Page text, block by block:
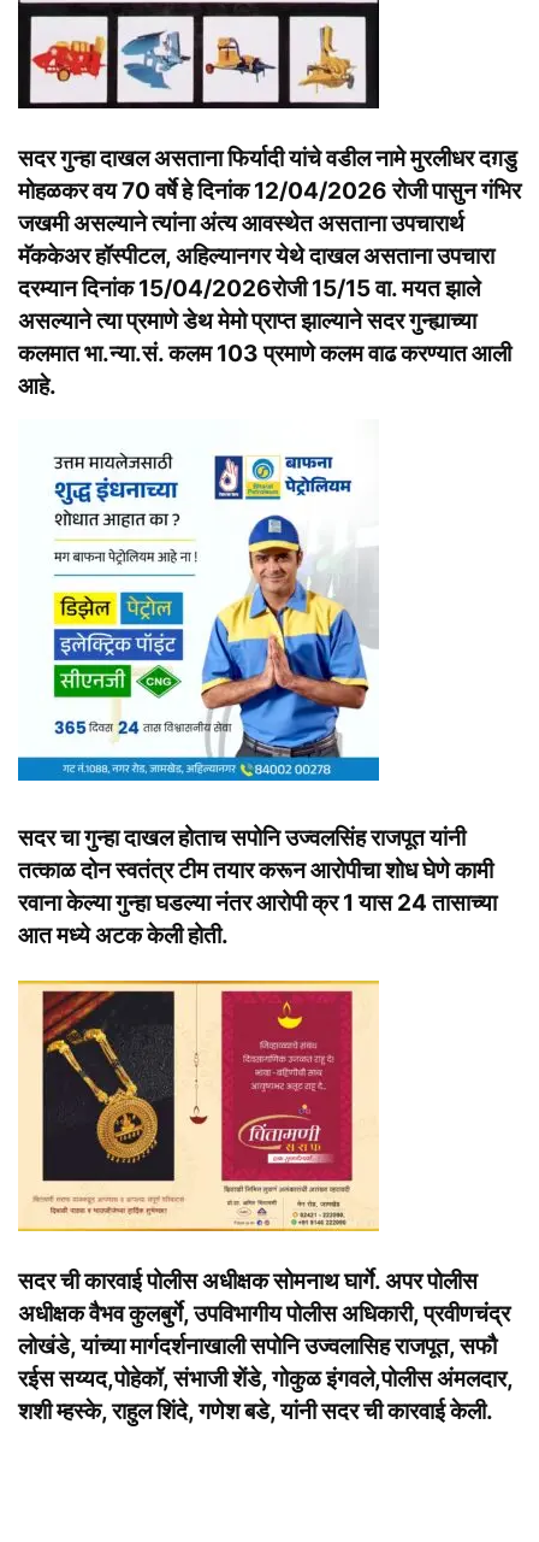
सदर गुन्हा दाखल असताना फिर्यादी यांचे वडील नामे मुरलीधर दग़डु
मोहळकर वय 70 वर्षे हे दिनांक 12/04/2026 रोजी पासुन गंभिर
जखमी असल्याने त्यांना अंत्य आवस्थेत असताना उपचारार्थ
मॅककेअर हॉस्पीटल, अहिल्यानगर येथे दाखल असताना उपचारा
दरम्यान दिनांक 15/04/2026रोजी 15/15 वा. मयत झाले
असल्याने त्या प्रमाणे डेथ मेमो प्राप्त झाल्याने सदर गुन्ह्याच्या
कलमात भा.न्या.सं. कलम 103 प्रमाणे कलम वाढ करण्यात आली
आहे.
सदर चा गुन्हा दाखल होताच सपोनि उज्वलसिंह राजपूत यांनी
तत्काळ दोन स्वतंत्र टीम तयार करून आरोपीचा शोध घेणे कामी
रवाना केल्या गुन्हा घडल्या नंतर आरोपी क्र 1 यास 24 तासाच्या
आत मध्ये अटक केली होती.
सदर ची कारवाई पोलीस अधीक्षक सोमनाथ घार्गे. अपर पोलीस
अधीक्षक वैभव कुलबुर्गे, उपविभागीय पोलीस अधिकारी, प्रवीणचंद्र
लोखंडे, यांच्या मार्गदर्शनाखाली सपोनि उज्वलासिह राजपूत, सफौ
रईस सय्यद,पोहेकॉ, संभाजी शेंडे, गोकुळ इंगवले,पोलीस अंमलदार,
शशी म्हस्के, राहुल शिंदे, गणेश बडे, यांनी सदर ची कारवाई केली.